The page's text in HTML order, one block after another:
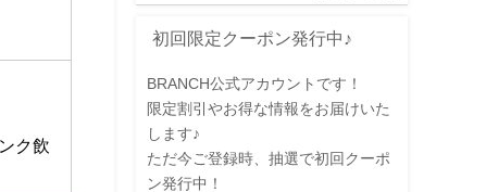
ク飲
初回限定クーポン発行中♪
BRANCH公式アカウントです！
限定割引やお得な情報をお届けいた
します♪
ただ今ご登録時、抽選で初回クーポ
ン発行中！